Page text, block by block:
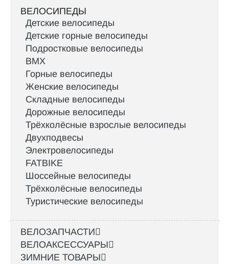
ВЕЛОСИПЕДЫ
Детские велосипеды
Детские горные велосипеды
Подростковые велосипеды
BMX
Горные велосипеды
Женские велосипеды
Складные велосипеды
Дорожные велосипеды
Трёхколёсные взрослые велосипеды
Двухподвесы
Электровелосипеды
FATBIKE
Шоссейные велосипеды
Трёхколёсные велосипеды
Туристические велосипеды
ВЕЛОЗАПЧАСТИ
ВЕЛОАКСЕССУАРЫ
ЗИМНИЕ ТОВАРЫ